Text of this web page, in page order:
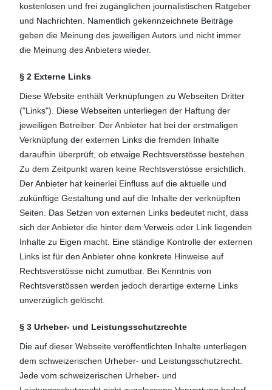
kostenlosen und frei zugänglichen journalistischen Ratgeber
und Nachrichten. Namentlich gekennzeichnete Beiträge
geben die Meinung des jeweiligen Autors und nicht immer
die Meinung des Anbieters wieder.
§ 2 Externe Links
Diese Website enthält Verknüpfungen zu Webseiten Dritter
("Links"). Diese Webseiten unterliegen der Haftung der
jeweiligen Betreiber. Der Anbieter hat bei der erstmaligen
Verknüpfung der externen Links die fremden Inhalte
daraufhin überprüft, ob etwaige Rechtsverstösse bestehen.
Zu dem Zeitpunkt waren keine Rechtsverstösse ersichtlich.
Der Anbieter hat keinerlei Einfluss auf die aktuelle und
zukünftige Gestaltung und auf die Inhalte der verknüpften
Seiten. Das Setzen von externen Links bedeutet nicht, dass
sich der Anbieter die hinter dem Verweis oder Link liegenden
Inhalte zu Eigen macht. Eine ständige Kontrolle der externen
Links ist für den Anbieter ohne konkrete Hinweise auf
Rechtsverstösse nicht zumutbar. Bei Kenntnis von
Rechtsverstössen werden jedoch derartige externe Links
unverzüglich gelöscht.
§ 3 Urheber- und Leistungsschutzrechte
Die auf dieser Webseite veröffentlichten Inhalte unterliegen
dem schweizerischen Urheber- und Leistungsschutzrecht.
Jede vom schweizerischen Urheber- und